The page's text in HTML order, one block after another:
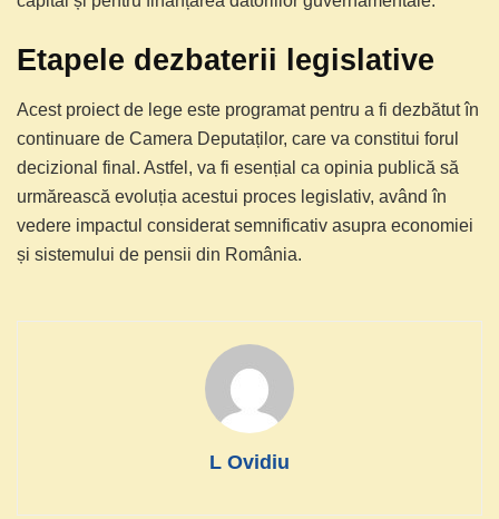
Etapele dezbaterii legislative
Acest proiect de lege este programat pentru a fi dezbătut în
continuare de Camera Deputaților, care va constitui forul
decizional final. Astfel, va fi esențial ca opinia publică să
urmărească evoluția acestui proces legislativ, având în
vedere impactul considerat semnificativ asupra economiei
și sistemului de pensii din România.
L Ovidiu